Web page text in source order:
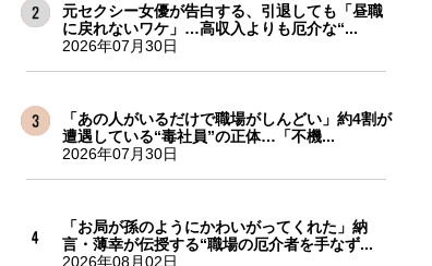
元セクシー女優が告白する、引退しても「昼職
に戻れないワケ」…高収入よりも厄介な“...
2026年07月30日
「あの人がいるだけで職場がしんどい」約4割が
遭遇している“毒社員”の正体…「不機...
2026年07月30日
「お局が孫のようにかわいがってくれた」納
言・薄幸が伝授する“職場の厄介者を手なず...
2026年08月02日